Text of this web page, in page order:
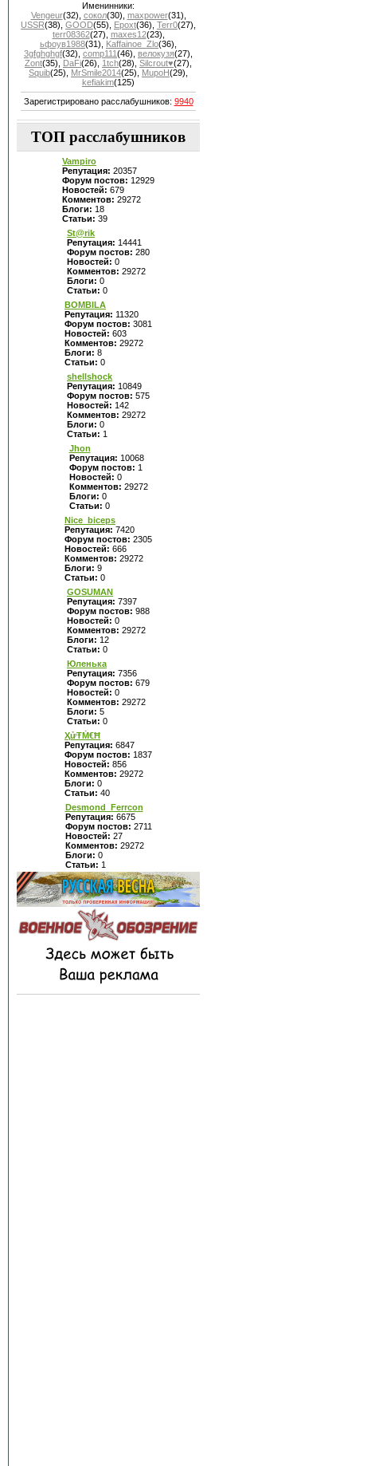
Именинники:
Vengeur(32) сокол(30) maxpower(31)
USSR(38) GOOD(55) Epoxt(36) Terr0(27)
terr08362(27) maxes12(23)
ьфоув1988(31) Kaffainoe_Zlo(36)
3gfghghgf(32) comp111(46) велокузя(27)
Zont(35) DaFi(26) 1tch(28) Silcrout♥(27)
Squib(25) MrSmile2014(25) MupoH(29)
kefiakim(125)
Зарегистрировано расслабушников: 9940
ТОП расслабушников
Vampiro
Репутация: 20357
Форум постов: 12929
Новостей: 679
Комментов: 29272
Блоги: 18
Статьи: 39
St@rik
Репутация: 14441
Форум постов: 280
Новостей: 0
Комментов: 29272
Блоги: 0
Статьи: 0
BOMBILA
Репутация: 11320
Форум постов: 3081
Новостей: 603
Комментов: 29272
Блоги: 8
Статьи: 0
shellshock
Репутация: 10849
Форум постов: 575
Новостей: 142
Комментов: 29272
Блоги: 0
Статьи: 1
Jhon
Репутация: 10068
Форум постов: 1
Новостей: 0
Комментов: 29272
Блоги: 0
Статьи: 0
Nice_biceps
Репутация: 7420
Форум постов: 2305
Новостей: 666
Комментов: 29272
Блоги: 9
Статьи: 0
GOSUMAN
Репутация: 7397
Форум постов: 988
Новостей: 0
Комментов: 29272
Блоги: 12
Статьи: 0
Юленька
Репутация: 7356
Форум постов: 679
Новостей: 0
Комментов: 29272
Блоги: 5
Статьи: 0
ҲửŦṀ€Ħ
Репутация: 6847
Форум постов: 1837
Новостей: 856
Комментов: 29272
Блоги: 0
Статьи: 40
Desmond_Ferrcon
Репутация: 6675
Форум постов: 2711
Новостей: 27
Комментов: 29272
Блоги: 0
Статьи: 1